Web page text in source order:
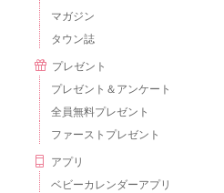
マガジン
タウン誌
プレゼント
プレゼント＆アンケート
全員無料プレゼント
ファーストプレゼント
アプリ
ベビーカレンダーアプリ